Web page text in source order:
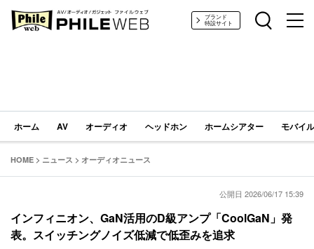
PHILE WEB｜AV/オーディオ/ガジェットブランド
特設サイト
ホーム AV オーディオ ヘッドホン ホームシアター モバイ
HOME > ニュース > オーディオニュース
公開日 2026/06/17 15:39
インフィニオン、GaN活用のD級アンプ「CoolGaN」発
表。スイッチングノイズ低減で低歪みを追求